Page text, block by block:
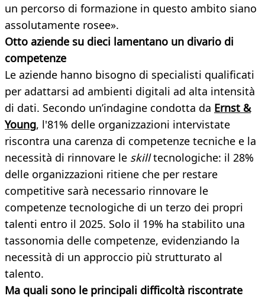
un percorso di formazione in questo ambito siano
assolutamente rosee».
Otto aziende su dieci lamentano un divario di
competenze
Le aziende hanno bisogno di specialisti qualificati
per adattarsi ad ambienti digitali ad alta intensità
di dati. Secondo un’indagine condotta da Ernst &
Young, l'81% delle organizzazioni intervistate
riscontra una carenza di competenze tecniche e la
necessità di rinnovare le skilltecnologiche: il 28%
delle organizzazioni ritiene che per restare
competitive sarà necessario rinnovare le
competenze tecnologiche di un terzo dei propri
talenti entro il 2025. Solo il 19% ha stabilito una
tassonomia delle competenze, evidenziando la
necessità di un approccio più strutturato al
talento.
Ma quali sono le principali difficoltà riscontrate